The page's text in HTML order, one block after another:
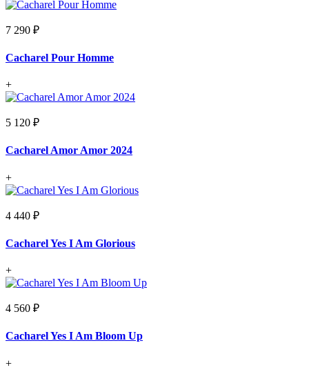
7 290 ₽
Cacharel Pour Homme
+
5 120 ₽
Cacharel Amor Amor 2024
+
4 440 ₽
Cacharel Yes I Am Glorious
+
4 560 ₽
Cacharel Yes I Am Bloom Up
+